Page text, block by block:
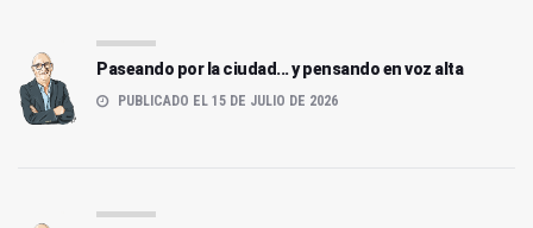
Paseando por la ciudad... y pensando en voz alta
PUBLICADO EL 15 DE JULIO DE 2026